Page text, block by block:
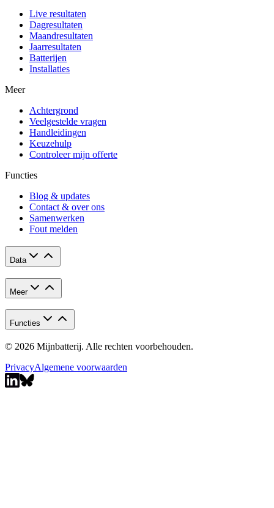
Live resultaten
Dagresultaten
Maandresultaten
Jaarresultaten
Batterijen
Installaties
Meer
Achtergrond
Veelgestelde vragen
Handleidingen
Keuzehulp
Controleer mijn offerte
Functies
Blog & updates
Contact & over ons
Samenwerken
Fout melden
Data
Meer
Functies
© 2026 Mijnbatterij. Alle rechten voorbehouden.
PrivacyAlgemene voorwaarden